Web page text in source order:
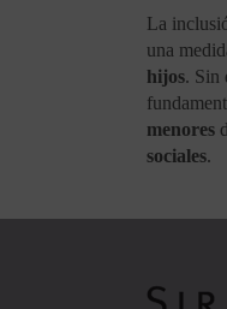
La
una
hijos. Sin
menores
sociales.